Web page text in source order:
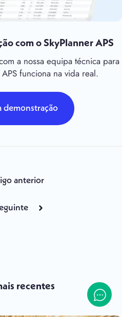
com o SkyPlanner APS
a nossa equipa técnica para
funciona na vida real.
demonstração
anterior
recentes